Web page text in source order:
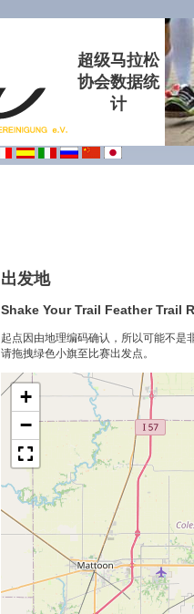
超级马拉松
协会数据统
计
出发地
Shake Your Trail Feather Trail
起点因由地理编码确认，所以可能不是
请拖拽绿色小旗至比赛出发点。
+
−